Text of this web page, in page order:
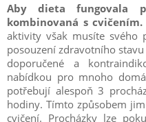
Aby dieta fungovala
kombinovaná s cvičením.
aktivity však musíte svého
posouzení zdravotního
doporučené a
nabídkou pro mnoho
potřebují alespoň 3
hodiny. Tímto způsobem
cvičení. Procházky lze